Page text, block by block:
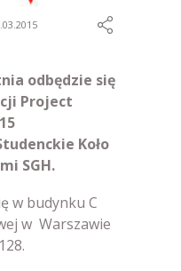
odbędzie się
Project
Koło
SGH.
w budynku C
w Warszawie